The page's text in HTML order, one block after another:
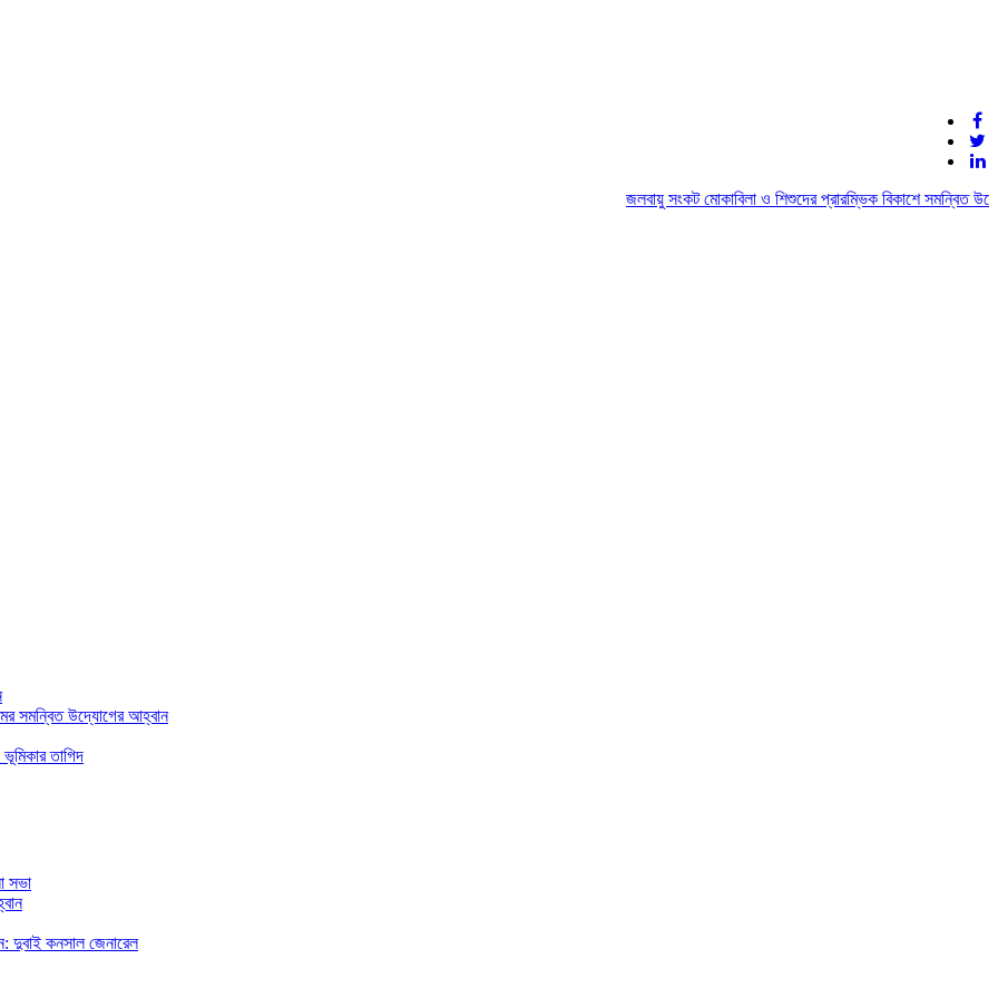
জলবায়ু সংকট মোকাবিলা ও শিশুদের প্রারম্ভিক বিকাশে সমন্বিত
সমন্বিত উদ্যোগের আহ্বান
তাগিদ
সভা
দুবাই কনসাল জেনারেল